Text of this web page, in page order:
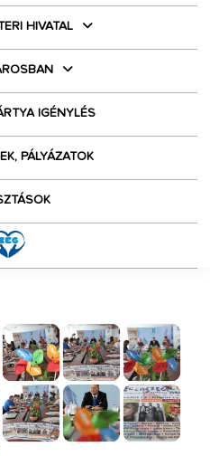
HIVATAL
IGÉNYLÉS
PÁLYÁZATOK